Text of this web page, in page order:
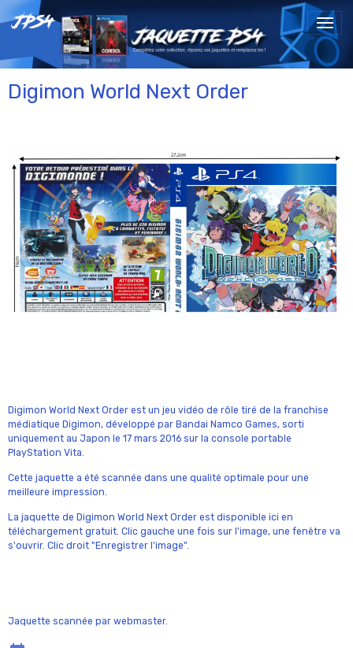
Digimon World Next Order
Digimon World Next Order est un jeu vidéo de rôle tiré de la franchise
médiatique Digimon, développé par Bandai Namco Games, sorti
uniquement au Japon le 17 mars 2016 sur la console portable
PlayStation Vita.
Cette jaquette a été scannée dans une qualité optimale pour une
meilleure impression.
La jaquette de Digimon World Next Order est disponible ici en
téléchargement gratuit. Clic gauche une fois sur l'image, une fenêtre va
s'ouvrir. Clic droit "Enregistrer l'image".
Jaquette scannée par webmaster.